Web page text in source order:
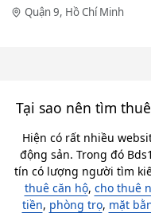
Quận 9, Hồ Chí Minh
Tại sao nên tìm
Hiện có rất nhiều
động sản. Trong đó
tín có lượng người tìm
thuê căn hộ, cho thuê
tiền, phòng trọ, mặt